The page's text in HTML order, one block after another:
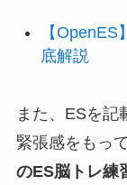
【
底解説
また、ESを記
緊張感をもっ
のES脳トレ練